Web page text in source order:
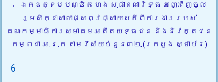
← ឯកឧត្តមបណ្ឌិត ហេង សុផាន់ណារិទ្ធ អញ្ជើញចូល
រួមសិក្ខាសាលាផ្សព្វផ្សាយស្តីពីការងាររបស់
គណៈកម្មាធិការសមាគមអតីតយុទ្ធជន និងនិវត្តជន
កម្ពុជា អ.ន.ក តាមវិស័យចំនួន៣២ (ក្រសួង ស្ថាប័ន)
6